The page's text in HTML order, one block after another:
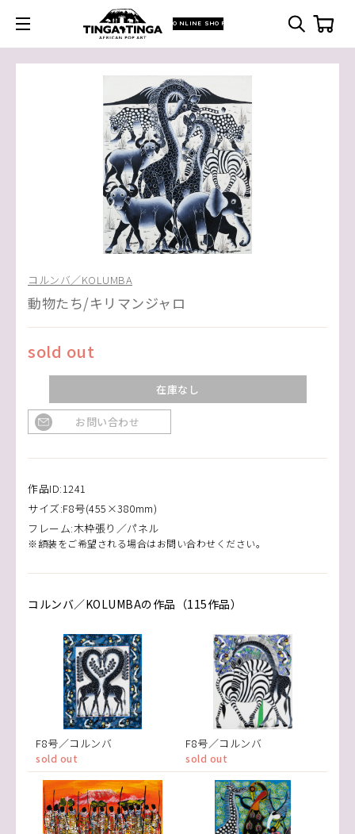
ONLINE SHOP
コルンバ／KOLUMBA
動物たち/キリマンジャロ
sold out
在庫なし
お問い合わせ
作品ID:1241
サイズ:F8号(455×380mm)
フレーム:木枠張り／パネル
※額装をご希望される場合はお問い合わせください。
コルンバ／KOLUMBAの作品（115作品）
F8号／コルンバ
sold out
F8号／コルンバ
sold out